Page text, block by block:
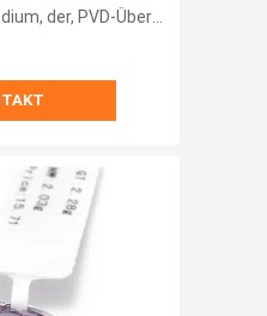
Gold/überzogen wurde, stieg Gold/Gunmetal, das gelb